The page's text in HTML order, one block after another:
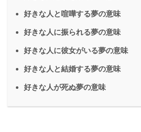
好きな人と喧嘩する夢の意味
好きな人に振られる夢の意味
好きな人に彼女がいる夢の意味
好きな人と結婚する夢の意味
好きな人が死ぬ夢の意味